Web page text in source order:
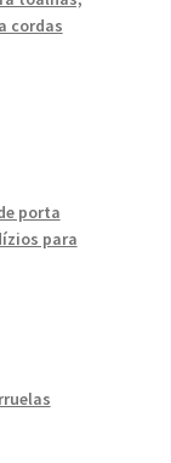
cordas
porta
para